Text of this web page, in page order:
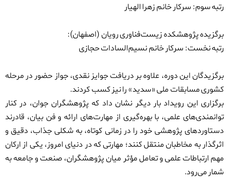
رتبه سوم: سرکار خانم زهرا الهیار
برگزیده پژوهشکده زیست‌فناوری رویان (اصفهان):
رتبه نخست: سرکار خانم نسیم‌السادات حجازی
برگزیدگان این دوره، علاوه بر دریافت جوایز نقدی، جواز حضور در مرحله
کشوری مسابقات ملی «سدید» را نیز کسب کردند.
برگزاری این رویداد بار دیگر نشان داد که پژوهشگران جوان، در کنار
توانمندی‌های علمی، با بهره‌گیری از مهارت‌های ارائه و فن بیان، قادرند
دستاوردهای پژوهشی خود را در زمانی کوتاه، به شکلی جذاب، دقیق و
اثرگذار به مخاطبان منتقل کنند؛ مهارتی که در دنیای امروز، یکی از ارکان
مهم ارتباطات علمی و تعامل مؤثر میان پژوهشگران، صنعت و جامعه به
شمار می‌رود.